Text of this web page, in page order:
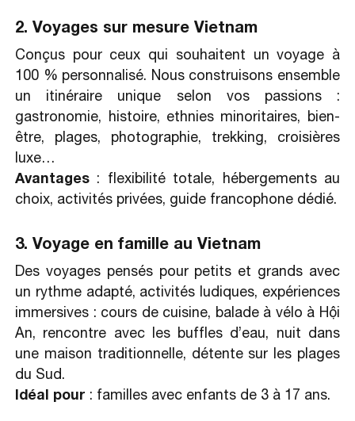
2. Voyages sur mesure Vietnam
Conçus pour ceux qui souhaitent un voyage à
100 % personnalisé. Nous construisons ensemble
un itinéraire unique selon vos passions :
gastronomie, histoire, ethnies minoritaires, bien-
être, plages, photographie, trekking, croisières
luxe…
Avantages : flexibilité totale, hébergements au
choix, activités privées, guide francophone dédié.
3. Voyage en famille au Vietnam
Des voyages pensés pour petits et grands avec
un rythme adapté, activités ludiques, expériences
immersives : cours de cuisine, balade à vélo à Hội
An, rencontre avec les buffles d’eau, nuit dans
une maison traditionnelle, détente sur les plages
du Sud.
Idéal pour : familles avec enfants de 3 à 17 ans.